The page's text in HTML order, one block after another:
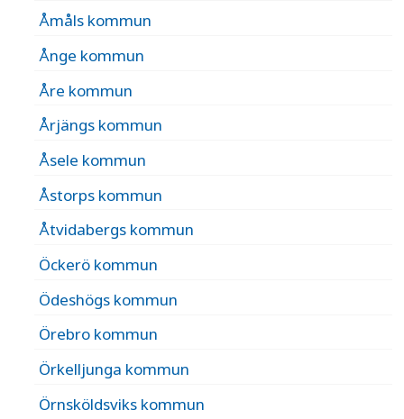
Åmåls kommun
Ånge kommun
Åre kommun
Årjängs kommun
Åsele kommun
Åstorps kommun
Åtvidabergs kommun
Öckerö kommun
Ödeshögs kommun
Örebro kommun
Örkelljunga kommun
Örnsköldsviks kommun